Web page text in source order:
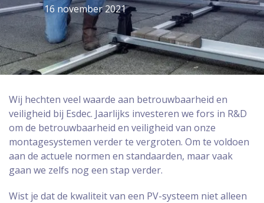
16 november 2021
Wij hechten veel waarde aan betrouwbaarheid en
veiligheid bij Esdec. Jaarlijks investeren we fors in R&D
om de betrouwbaarheid en veiligheid van onze
montagesystemen verder te vergroten. Om te voldoen
aan de actuele normen en standaarden, maar vaak
gaan we zelfs nog een stap verder.
Wist je dat de kwaliteit van een PV-systeem niet alleen